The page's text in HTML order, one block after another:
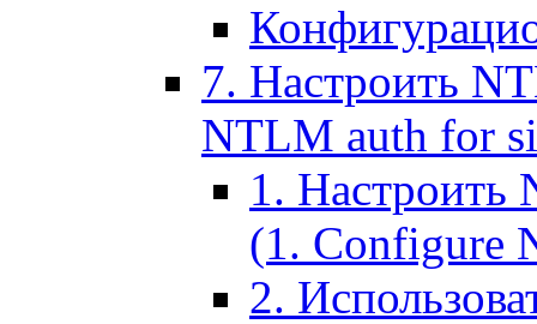
7. Настроить
NTLM auth for
1. Настроить
(1. Configure
2.